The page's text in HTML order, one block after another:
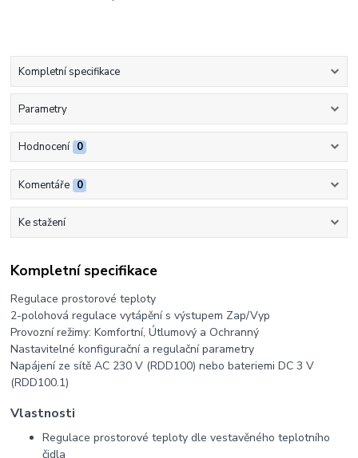
Kompletní specifikace
Parametry
Hodnocení 0
Komentáře 0
Ke stažení
Kompletní specifikace
Regulace prostorové teploty
2-polohová regulace vytápění s výstupem Zap/Vyp
Provozní režimy: Komfortní, Útlumový a Ochranný
Nastavitelné konfigurační a regulační parametry
Napájení ze sítě AC 230 V (RDD100) nebo bateriemi DC 3 V
(RDD100.1)
Vlastnosti
Regulace prostorové teploty dle vestavěného teplotního
čidla